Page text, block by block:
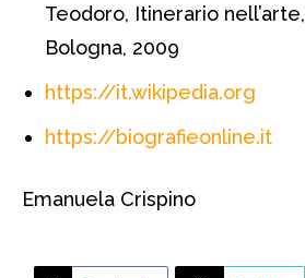
Teodoro, Itinerario nell’arte,
Bologna, 2009
https://it.wikipedia.org
https://biografieonline.it
Emanuela Crispino